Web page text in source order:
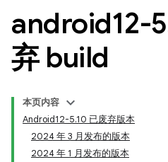
android12-5
弃 build
本页内容
Android12-5.10 已废弃版本
2024 年 3 月发布的版本
2024 年 1 月发布的版本